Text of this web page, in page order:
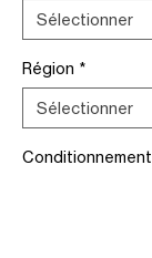
Région *
Conditionnement